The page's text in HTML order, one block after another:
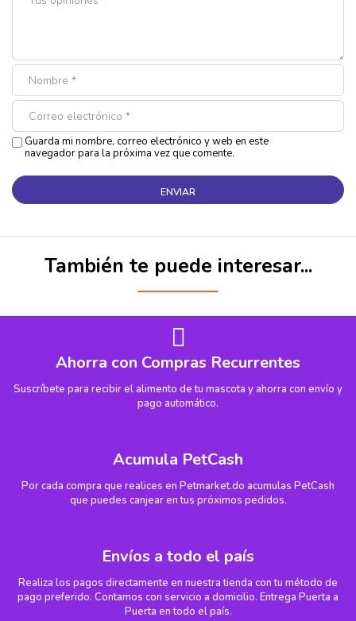
Guarda mi nombre, correo electrónico y web en este
navegador para la próxima vez que comente.
También te puede interesar...
Ahorra con Compras Recurrentes
Suscríbete para recibir el alimento de tu mascota y ahorra con envío y
pago automático.
Acumula PetCash
Por cada compra que realices en Petmarket.do acumulas PetCash
que puedes canjear en tus próximos pedidos.
Envíos a todo el país
Realiza los pagos directamente en nuestra tienda con tu método de
pago preferido. Contamos con servicio a domicilio. Entrega Puerta a
Puerta en todo el país.